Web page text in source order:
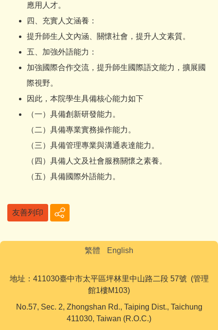
應用人才。
四、充實人文涵養：
提升師生人文內涵、關懷社會，提升人文素質。
五、加強外語能力：
加強國際合作交流，提升師生國際語文能力，擴展國
際視野。
因此，本院學生具備核心能力如下
（一）具備創新研發能力。
（二）具備專業實務操作能力。
（三）具備管理專業與溝通表達能力。
（四）具備人文及社會服務關懷之素養。
（五）具備國際外語能力。
友善列印
繁體 English
地址：411030臺中市太平區坪林里中山路二段 57號 (管理
館1樓M103)
No.57, Sec. 2, Zhongshan Rd., Taiping Dist., Taichung
411030, Taiwan (R.O.C.)